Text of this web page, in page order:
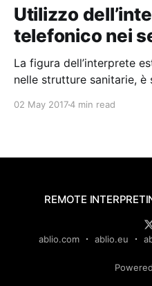
Utilizzo
telefonico nei
La figura dell’interprete
nelle strutture sanitarie,
seguito di specifiche
02 May 20174 min read
REMOTE
ablio.com ablio.eu